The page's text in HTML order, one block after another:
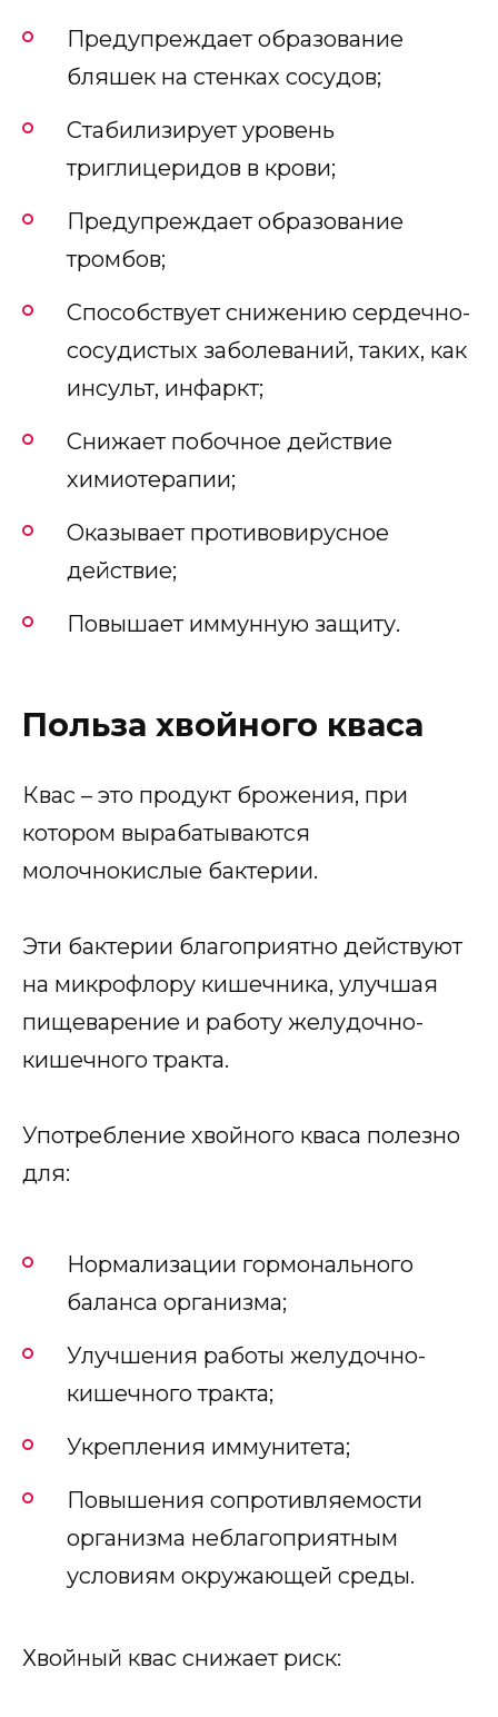
Предупреждает образование
бляшек на стенках сосудов;
Стабилизирует уровень
триглицеридов в крови;
Предупреждает образование
тромбов;
Способствует снижению сердечно-
сосудистых заболеваний, таких, как
инсульт, инфаркт;
Снижает побочное действие
химиотерапии;
Оказывает противовирусное
действие;
Повышает иммунную защиту.
Польза хвойного кваса
Квас – это продукт брожения, при
котором вырабатываются
молочнокислые бактерии.
Эти бактерии благоприятно действуют
на микрофлору кишечника, улучшая
пищеварение и работу желудочно-
кишечного тракта.
Употребление хвойного кваса полезно
для:
Нормализации гормонального
баланса организма;
Улучшения работы желудочно-
кишечного тракта;
Укрепления иммунитета;
Повышения сопротивляемости
организма неблагоприятным
условиям окружающей среды.
Хвойный квас снижает риск: